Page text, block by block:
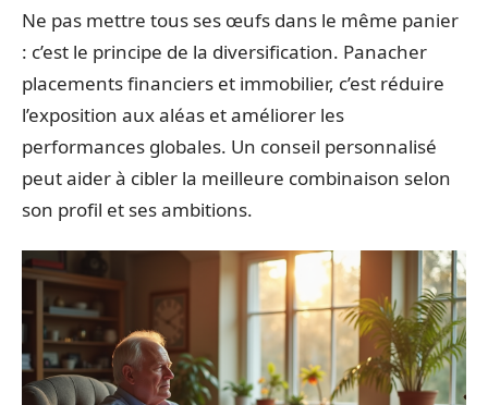
Ne pas mettre tous ses œufs dans le même panier
: c’est le principe de la diversification. Panacher
placements financiers et immobilier, c’est réduire
l’exposition aux aléas et améliorer les
performances globales. Un conseil personnalisé
peut aider à cibler la meilleure combinaison selon
son profil et ses ambitions.